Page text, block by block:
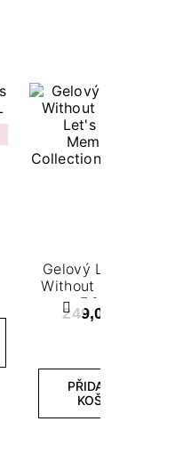
Další
Gelový Lak Days
Without Pressure
7,2 ml
249,00 Kč
PŘIDAT DO
KOŠÍKU